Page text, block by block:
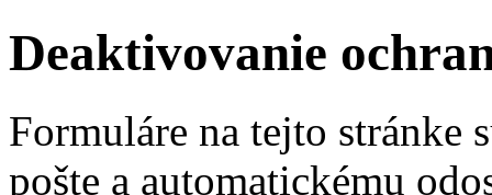
Deaktivovanie
Formuláre na tejto stránke
pošte a automatickému